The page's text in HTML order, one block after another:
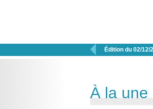
 Édition du 02/12/
À la une